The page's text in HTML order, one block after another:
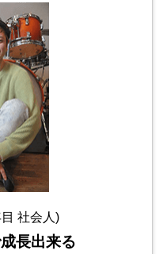
社会人)
長出来る